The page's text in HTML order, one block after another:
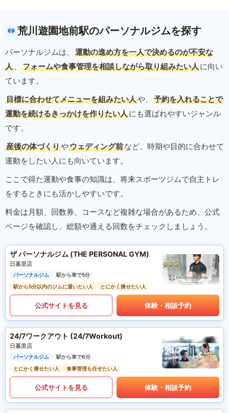
荒川遊園地前駅のパーソナルジムを探す
パーソナルジムは、
運動の進め方を一人で決めるのが不安な
人 、 フォームや食事管理を相談しながら取り組みたい人に向い
ています。
目標に合わせてメニューを組みたい人や、
予約を入れることで
運動を続けるきっかけを作りたい人にも選ばれやすいジャンル
です。
産後の体づくりやウェディング前など、時期や目的に合わせて
運動をしたい人にも向いています。
ここで得た運動や食事の知識は、将来スポーツジムで自主トレ
をするときにも活かしやすいです。
料金は月額、回数券、コースなど複雑な場合があるため、公式
ページを確認し、総額や通える回数をチェックしましょう。
ザ パーソナルジム (THE PERSONAL GYM)
日暮里店
パーソナルジム
駅から車で5分
駅から5分以内のジムに通いたい人
とにかく痩せたい人
公式サイトを見る 体験・相談予約
24/7ワークアウト (24/7Workout)
日暮里店
パーソナルジム
駅から車で6分
とにかく痩せたい人
食事管理も任せたい人
公式サイトを見る 体験・相談予約